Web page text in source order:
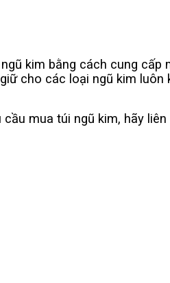
kim bằng cách cung cấp
cho các loại ngũ kim
mua túi ngũ kim, hãy